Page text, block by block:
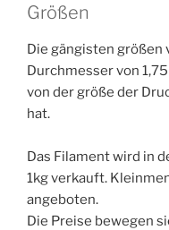
Größen
Die gängisten größen
Durchmesser von
von der größe der
hat.
Das Filament wird in
1kg verkauft.
angeboten.
Die Preise bewegen